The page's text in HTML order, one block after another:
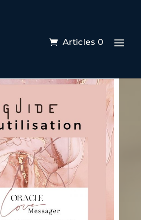
Articles 0